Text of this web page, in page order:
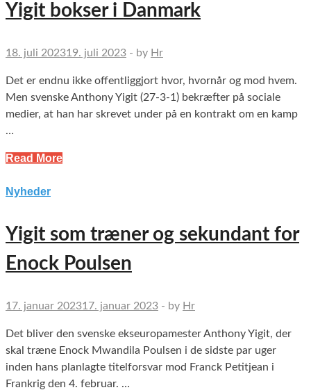
Yigit bokser i Danmark
18. juli 202319. juli 2023 - by Hr
Det er endnu ikke offentliggjort hvor, hvornår og mod hvem.
Men svenske Anthony Yigit (27-3-1) bekræfter på sociale
medier, at han har skrevet under på en kontrakt om en kamp
…
Read More
Nyheder
Yigit som træner og sekundant for
Enock Poulsen
17. januar 202317. januar 2023 - by Hr
Det bliver den svenske ekseuropamester Anthony Yigit, der
skal træne Enock Mwandila Poulsen i de sidste par uger
inden hans planlagte titelforsvar mod Franck Petitjean i
Frankrig den 4. februar. …